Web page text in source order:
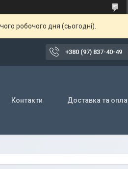
робочого дня (сьогодні).
+380 (97) 837-40-49
Контакти Доставка та